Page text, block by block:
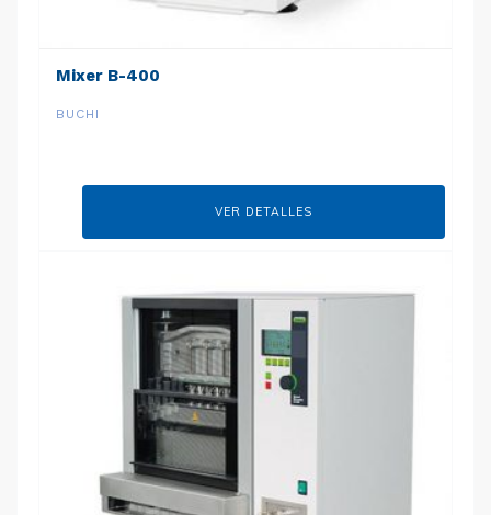
Mixer B-400
BUCHI
VER DETALLES